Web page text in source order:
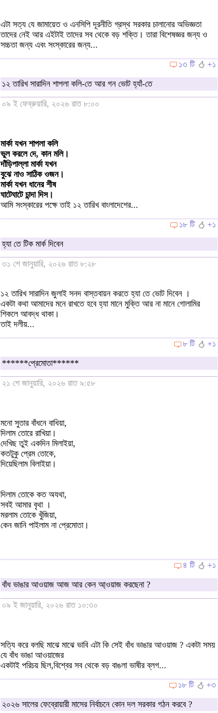
এটা সত্য যে জামায়েত ও এনসিপি দূরনীতি গ্রস্থ সরকার চালানোর অভিজ্ঞতা
তাদের নেই আর এইটাই তাদের সব থেকে বড় শক্তি। তারা বিশেষজ্ঞর জন্য ও
সচ্চতা জন্য এবং সংস্কারের জন্য...
১৩ টি
+১
১২ তারিখ সারাদিন শাপলা কলি-তে আর গন ভোট হ্যাঁ-তে
০৯ ই ফেব্রুয়ারি, ২০২৬ রাত ৮:০০
মার্কা যখন শাপলা কলি
ভুল করলে দে, কান মলি।
দাঁড়িপাল্লা মার্কা যখন
বুঝে নাও সাঠিক ওজন।
মার্কা যখন ধানের শীষ
ঘাটেঘাটে চান্দা দিস।
আমি সংস্কারের পক্ষে তাই ১২ তারিখ বাংলাদেশের...
১৮ টি
+১
হ্যা তে টিক মার্ক দিবেন
৩১ শে জানুয়ারি, ২০২৬ রাত ৮:২৮
১২ তারিখ সারাদিন জুলাই সনদ বাস্তবায়ন করতে হ্যা তে ভোট দিবেন ।
একটা কথা আমাদের মনে রাখতে হবে হ্যা মানে মুক্তি আর না মানে গোলামির
শিকলে আবদ্ধ থাকা।
তাই দলীয়...
৮ টি
+১
******প্রেমোতা******
২১ শে জানুয়ারি, ২০২৬ রাত ৯:৫৮
মনো সুতার বাঁধনে বাধিয়া,
দিলাম তোরে রাখিয়া।
দেখিছ তুই একদিন মিলাইয়া,
কতটুকু প্রেম তোকে,
দিয়েছিলাম বিলাইয়া।
দিলাম তোকে কত অযথা,
সবই আমার বৃথা ।
মরলাম তোকে খুঁজিয়া,
কেন জানি পাইলাম না প্রেমোতা।
৪ টি
+১
বাঁধ ভাঙার আওয়াজ আজ আর কেন আ্ওয়াজ করছেনা ?
০৯ ই জানুয়ারি, ২০২৬ রাত ১০:৩০
সত্যি করে বলছি মাঝে মাঝে ভাবি এটা কি সেই বাঁধ ভাঙার আওয়াজ ? একটা সময়
যে বাঁধ ভাঙা আওয়াজের
একটাই পরিচয় ছিল,বিশ্বের সব থেকে বড় বাঙলা ভাষীর ব্লগ...
১৮ টি
+৩
২০২৬ সালের ফেব্রোয়ারী মাসের নির্বাচনে কোন দল সরকার গঠন করবে ?